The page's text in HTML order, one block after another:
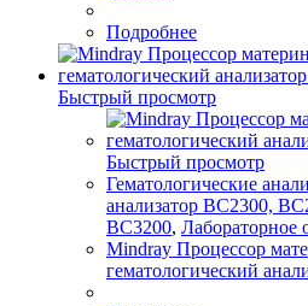
Подробнее
Быстрый просмотр
Быстрый просмотр
Гематологические
анализатор BC2300,
BC3200, Лабораторное
Mindray Процессор
гематологический